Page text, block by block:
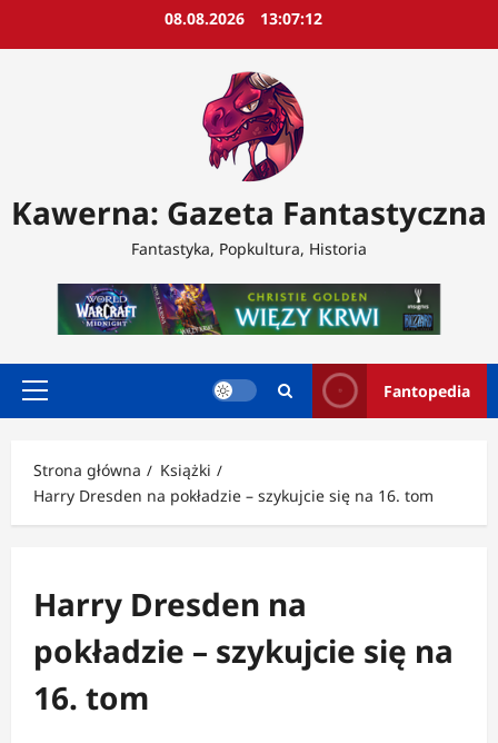
08.08.2026 13:07:14
Kawerna: Gazeta Fantastyczna
Fantastyka, Popkultura, Historia
Menu
Fantopedia
Strona główna
Książki
Harry Dresden na pokładzie – szykujcie się na 16. tom
Harry Dresden na
pokładzie – szykujcie się na
16. tom